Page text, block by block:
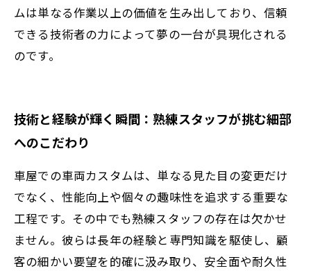
ムは単なる作業以上の価値を生み出しており、信頼
できる技術者の力によって夢の一台が具現化される
のです。
技術と経験が輝く瞬間：熟練スタッフが挑む細部
へのこだわり
車屋での車両カスタムは、単なる見た目の変更だけ
でなく、性能向上や個々の趣味性を追求する重要な
工程です。その中でも熟練スタッフの存在は欠かせ
ません。彼らは長年の経験と専門知識を駆使し、顧
客の細かい要望を的確に汲み取り、安全面や耐久性